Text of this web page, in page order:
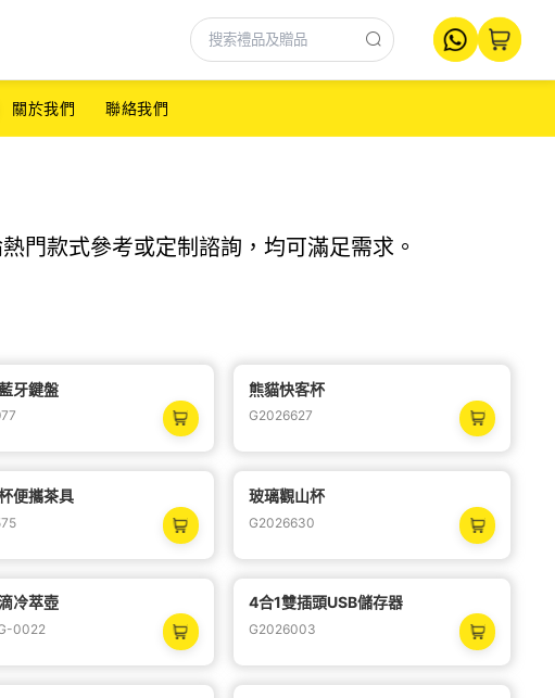
關於我們 聯絡我們
門款式參考或定制諮詢，均可滿足需求。
熱
牙鍵盤 熱
熊貓快客杯
G2026627
熱
便攜茶具 熱
玻璃觀山杯
G2026630
冷萃壺
0022
4合1雙插頭USB儲存器
G2026003